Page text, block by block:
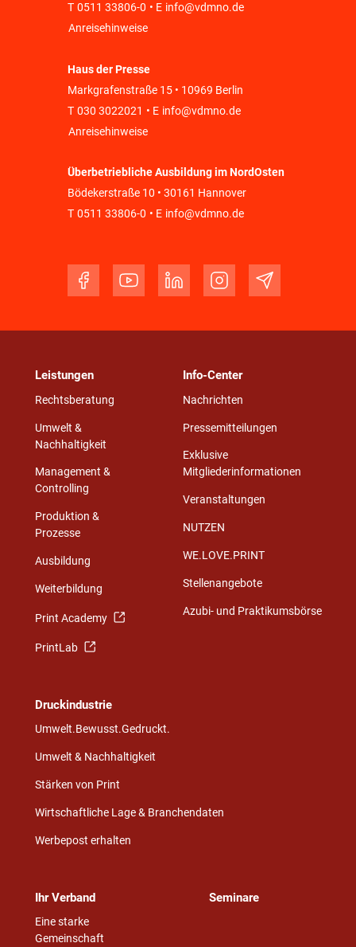
T 0511 33806-0 • E info@vdmno.de
Anreisehinweise
Haus der Presse
Markgrafenstraße 15 • 10969 Berlin
T 030 3022021 • E info@vdmno.de
Anreisehinweise
Überbetriebliche Ausbildung im NordOsten
Bödekerstraße 10 • 30161 Hannover
T 0511 33806-0 • E info@vdmno.de
Leistungen
Rechtsberatung
Umwelt &
Nachhaltigkeit
Management &
Controlling
Produktion &
Prozesse
Ausbildung
Weiterbildung
Print Academy
PrintLab
Info-Center
Nachrichten
Pressemitteilungen
Exklusive
Mitgliederinformationen
Veranstaltungen
NUTZEN
WE.LOVE.PRINT
Stellenangebote
Azubi- und Praktikumsbörse
Druckindustrie
Umwelt.Bewusst.Gedruckt.
Umwelt & Nachhaltigkeit
Stärken von Print
Wirtschaftliche Lage & Branchendaten
Werbepost erhalten
Ihr Verband
Eine starke
Gemeinschaft
Seminare